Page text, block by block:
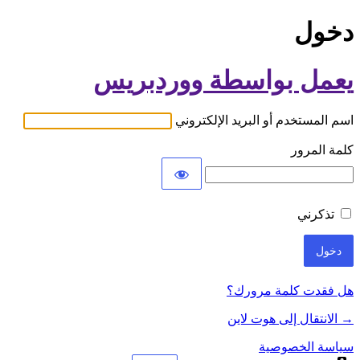
دخول
يعمل بواسطة ووردبريس
اسم المستخدم أو البريد الإلكتروني
كلمة المرور
تذكرني
هل فقدت كلمة مرورك؟
→ الانتقال إلى هوت لاين
سياسة الخصوصية